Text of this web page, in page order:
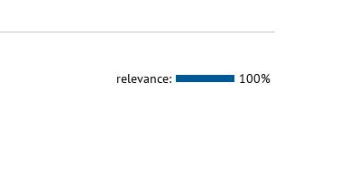
relevance: 100%